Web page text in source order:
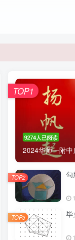
9274人已阅读
2024华师一附
TOP1
勾
TOP2
毕
TOP3